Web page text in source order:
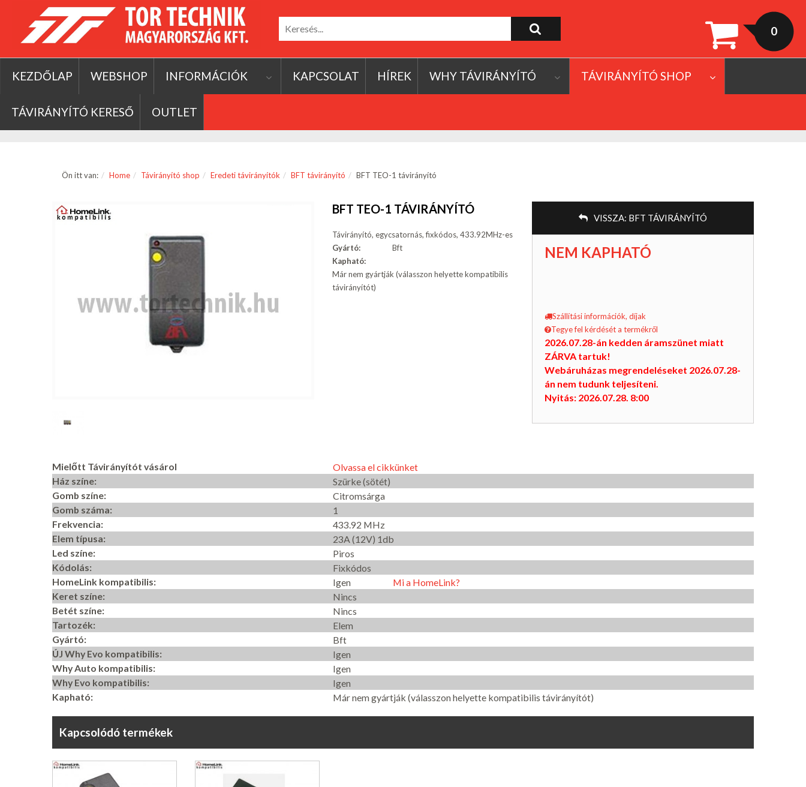
0
KEZDŐLAP WEBSHOP INFORMÁCIÓK KAPCSOLAT HÍREK WHY TÁVIRÁNYÍTÓ TÁVIRÁNYÍTÓ SHOP
TÁVIRÁNYÍTÓ KERESŐ OUTLET
Ön itt van: Home Távirányító shop Eredeti távirányítók BFT távirányító BFT TEO-1 távirányító
BFT TEO-1 TÁVIRÁNYÍTÓ
Távirányító, egycsatornás, fixkódos, 433.92MHz-es
Gyártó:
Bft
Kapható:
Már nem gyártják (válasszon helyette kompatibilis
távirányítót)
VISSZA: BFT TÁVIRÁNYÍTÓ
NEM KAPHATÓ
Szállítási információk, díjak
Tegye fel kérdését a termékről
2026.07.28-án kedden áramszünet miatt
ZÁRVA tartuk!
Webáruházas megrendeléseket 2026.07.28-
án nem tudunk teljesíteni.
Nyitás: 2026.07.28. 8:00
Mielőtt Távirányítót vásárol
Olvassa el cikkünket
Ház színe:
Szürke (sötét)
Gomb színe:
Citromsárga
Gomb száma:
1
Frekvencia:
433.92 MHz
Elem típusa:
23A (12V) 1db
Led színe:
Piros
Kódolás:
Fixkódos
HomeLink kompatibilis:
Igen
Mi a HomeLink?
Keret színe:
Nincs
Betét színe:
Nincs
Tartozék:
Elem
Gyártó:
Bft
ÚJ Why Evo kompatibilis:
Igen
Why Auto kompatibilis:
Igen
Why Evo kompatibilis:
Igen
Kapható:
Már nem gyártják (válasszon helyette kompatibilis távirányítót)
Kapcsolódó termékek